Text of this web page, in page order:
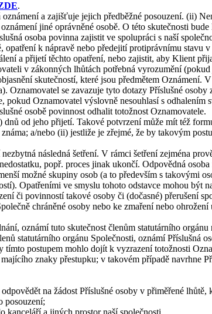
.
a zajišťuje jejich předběžné posouzení. (ii)
jiné oprávněné osobě. O této skutečnosti
osoba povinna zajistit ve spolupráci s naší
k nápravě nebo předejití protiprávnímu stavu
a přijetí těchto opatření, nebo zajistit, aby Klient
v zákonných lhůtách potřebná vyrozumění
skutečností, které jsou předmětem
se zavazuje tyto dotazy Příslušné
pokud Oznamovatel výslovně nesouhlasí s
osobě povinnost odhalit totožnost Oznamovatele.
od jeho přijetí. Takové potvrzení může mít též
a/nebo (ii) jestliže je zřejmé, že by takovým
následná šetření. V rámci šetření zejména
popř. proces jinak ukončí. Odpovědná
možné skupiny osob (a to především s takovými
Opatřeními ve smyslu tohoto odstavce mohou být
či povinností takové osoby či (dočasné) přerušení
chráněné osoby nebo ke zmaření nebo
oznámí tuto skutečnost členům statutárního
statutárního orgánu Společnosti, oznámí Příslušná
tímto postupem mohlo dojít k vyzrazení totožnosti
znaky přestupku; v takovém případě navrhne
na žádost Příslušné osoby v přiměřené
posouzení;